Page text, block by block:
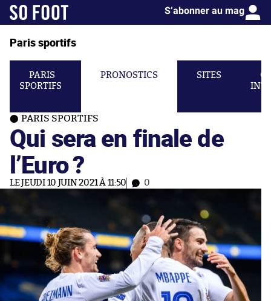
S’abonner au mag
Paris sportifs
PARIS
SPORTIFS
PRONOSTICS SITES
PARIS SPORTIFS
Qui sera en finale de
l’Euro ?
LE JEUDI 10 JUIN 2021 À 11:50 0